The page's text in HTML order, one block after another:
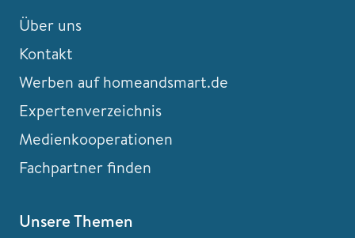
Über uns
Kontakt
Werben auf homeandsmart.de
Expertenverzeichnis
Medienkooperationen
Fachpartner finden
Unsere Themen